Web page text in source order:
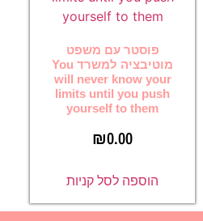
פוסטר עם משפט
מוטיבציה למשרד You
will never know your
limits until you push
yourself to them
₪0.00
הוספה לסל קניות